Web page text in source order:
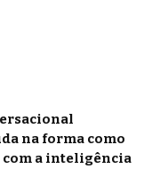
na forma como
com a inteligência